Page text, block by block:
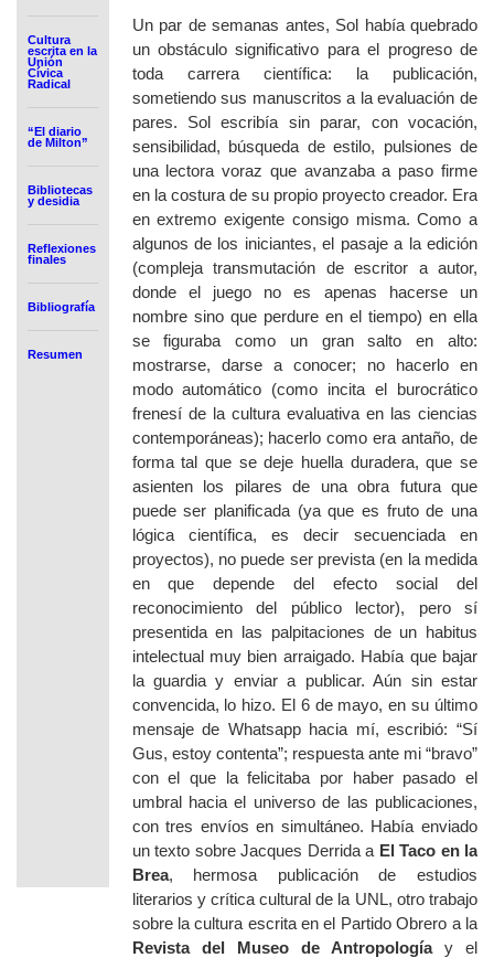
Cultura
escrita en la
Unión
Cívica
Radical
“El diario
de Milton”
Bibliotecas
y desidia
Reflexiones
finales
Bibliografía
Resumen
Un par de semanas antes, Sol había quebrado
un obstáculo significativo para el progreso de
toda carrera científica: la publicación,
sometiendo sus manuscritos a la evaluación de
pares. Sol escribía sin parar, con vocación,
sensibilidad, búsqueda de estilo, pulsiones de
una lectora voraz que avanzaba a paso firme
en la costura de su propio proyecto creador. Era
en extremo exigente consigo misma. Como a
algunos de los iniciantes, el pasaje a la edición
(compleja transmutación de escritor a autor,
donde el juego no es apenas hacerse un
nombre sino que perdure en el tiempo) en ella
se figuraba como un gran salto en alto:
mostrarse, darse a conocer; no hacerlo en
modo automático (como incita el burocrático
frenesí de la cultura evaluativa en las ciencias
contemporáneas); hacerlo como era antaño, de
forma tal que se deje huella duradera, que se
asienten los pilares de una obra futura que
puede ser planificada (ya que es fruto de una
lógica científica, es decir secuenciada en
proyectos), no puede ser prevista (en la medida
en que depende del efecto social del
reconocimiento del público lector), pero sí
presentida en las palpitaciones de un habitus
intelectual muy bien arraigado. Había que bajar
la guardia y enviar a publicar. Aún sin estar
convencida, lo hizo. El 6 de mayo, en su último
mensaje de Whatsapp hacia mí, escribió: “Sí
Gus, estoy contenta”; respuesta ante mi “bravo”
con el que la felicitaba por haber pasado el
umbral hacia el universo de las publicaciones,
con tres envíos en simultáneo. Había enviado
un texto sobre Jacques Derrida a El Taco en la
Brea, hermosa publicación de estudios
literarios y crítica cultural de la UNL, otro trabajo
sobre la cultura escrita en el Partido Obrero a la
Revista del Museo de Antropologíay el